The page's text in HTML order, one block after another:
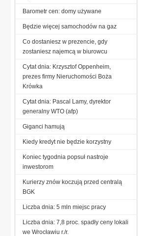
Barometr cen: domy używane
Będzie więcej samochodów na gaz
Co dostaniesz w prezencie, gdy
zostaniesz najemcą w biurowcu
Cytat dnia: Krzysztof Oppenheim,
prezes firmy Nieruchomości Boża
Krówka
Cytat dnia: Pascal Lamy, dyrektor
generalny WTO (afp)
Giganci hamują
Kiedy kredyt nie będzie korzystny
Koniec tygodnia popsuł nastroje
inwestorom
Kurierzy znów koczują przed centralą
BGK
Liczba dnia: 5 mln miejsc pracy
Liczba dnia: 7,8 proc. spadły ceny lokali
we Wrocławiu r./r.